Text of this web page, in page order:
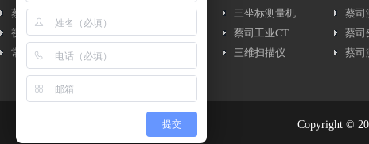
蔡司简介
视频介绍
常见问题
新闻资讯..
行内新闻..
三坐标测量机
蔡司工业CT
三维扫描仪
蔡司
蔡司
蔡司
Copyright ©
提交